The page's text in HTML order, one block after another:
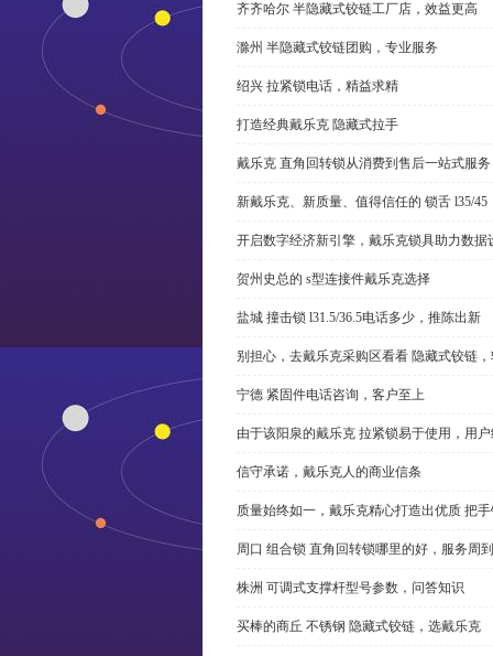
齐齐哈尔 半隐藏式铰链工厂店，效益更高
滁州 半隐藏式铰链团购，专业服务
绍兴 拉紧锁电话，精益求精
打造经典戴乐克 隐藏式拉手
戴乐克 直角回转锁从消费到售后一站式服务
新戴乐克、新质量、值得信任的 锁舌 l35/45
开启数字经济新引擎，戴乐克锁具助力数据
贺州史总的 s型连接件戴乐克选择
盐城 撞击锁 l31.5/36.5电话多少，推陈出新
别担心，去戴乐克采购区看看 隐藏式铰链
宁德 紧固件电话咨询，客户至上
由于该阳泉的戴乐克 拉紧锁易于使用，用
信守承诺，戴乐克人的商业信条
质量始终如一，戴乐克精心打造出优质 把
周口 组合锁 直角回转锁哪里的好，服务周到
株洲 可调式支撑杆型号参数，问答知识
买棒的商丘 不锈钢 隐藏式铰链，选戴乐克